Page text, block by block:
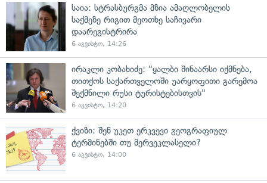
საია: სტრასბურგმა მზია ამაღლობელის
საქმეზე რიგით მეოთხე საჩივარი
დაარეგისტრირა
6 აგვისტო, 14:26
ირაკლი კობახიძე: "ყალბი შინაარსი იქმნება,
თითქოს საქართველოში უარყოფითი გარემოა
შექმნილი რუსი ტურისტებისთვის"
6 აგვისტო, 14:20
ქვიზი: შენ უკეთ ერკვევი გეოგრაფიულ
ტერმინებში თუ მერვეკლასელი?
6 აგვისტო, 14:00